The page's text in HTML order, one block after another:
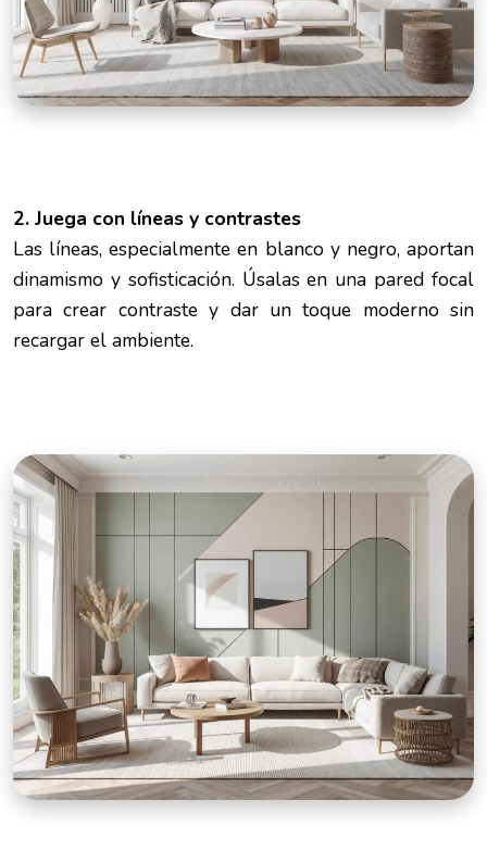
2. Juega con líneas y contrastes
Las líneas, especialmente en blanco y negro, aportan
dinamismo y sofisticación. Úsalas en una pared focal
para crear contraste y dar un toque moderno sin
recargar el ambiente.